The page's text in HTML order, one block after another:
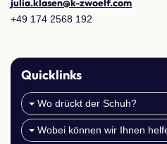
julia.klasen@k-zwoelf.com
+49 174 2568 192
Quicklinks
Wo drückt der Schuh?
Wobei können wir Ihnen